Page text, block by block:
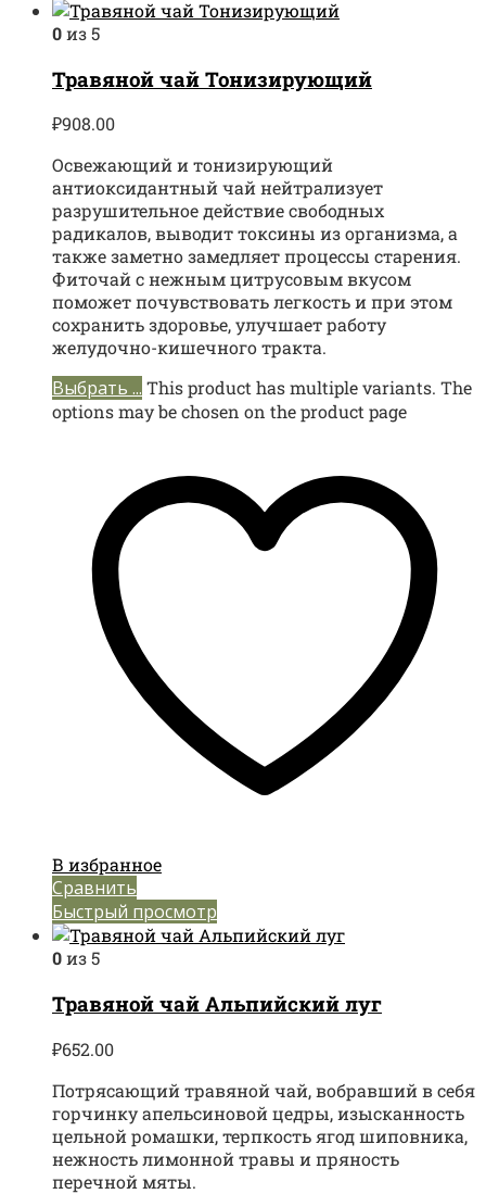
0из 5
Травяной чай Тонизирующий
₽908.00
Освежающий и тонизирующий
антиоксидантный чай нейтрализует
разрушительное действие свободных
радикалов, выводит токсины из организма, а
также заметно замедляет процессы старения.
Фиточай с нежным цитрусовым вкусом
поможет почувствовать легкость и при этом
сохранить здоровье, улучшает работу
желудочно-кишечного тракта.
Выбрать ... This product has multiple variants. The
options may be chosen on the product page
В избранное
Сравнить
Быстрый просмотр
0из 5
Травяной чай Альпийский луг
₽652.00
Потрясающий травяной чай, вобравший в себя
горчинку апельсиновой цедры, изысканность
цельной ромашки, терпкость ягод шиповника,
нежность лимонной травы и пряность
перечной мяты.